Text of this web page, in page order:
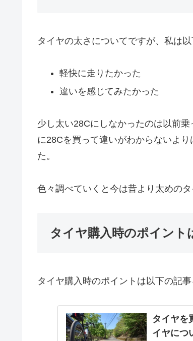
タイヤの太さについてですが、私は
軽快に走りたかった
違いを感じてみたかった
少し太い28Cにしなかったのは以前
に28Cを買って違いがわからないよ
た。
色々調べていくと今は昔より太めの
タイヤ購入時のポイント
タイヤ購入時のポイントは以下の記
タイヤを
イヤにつ